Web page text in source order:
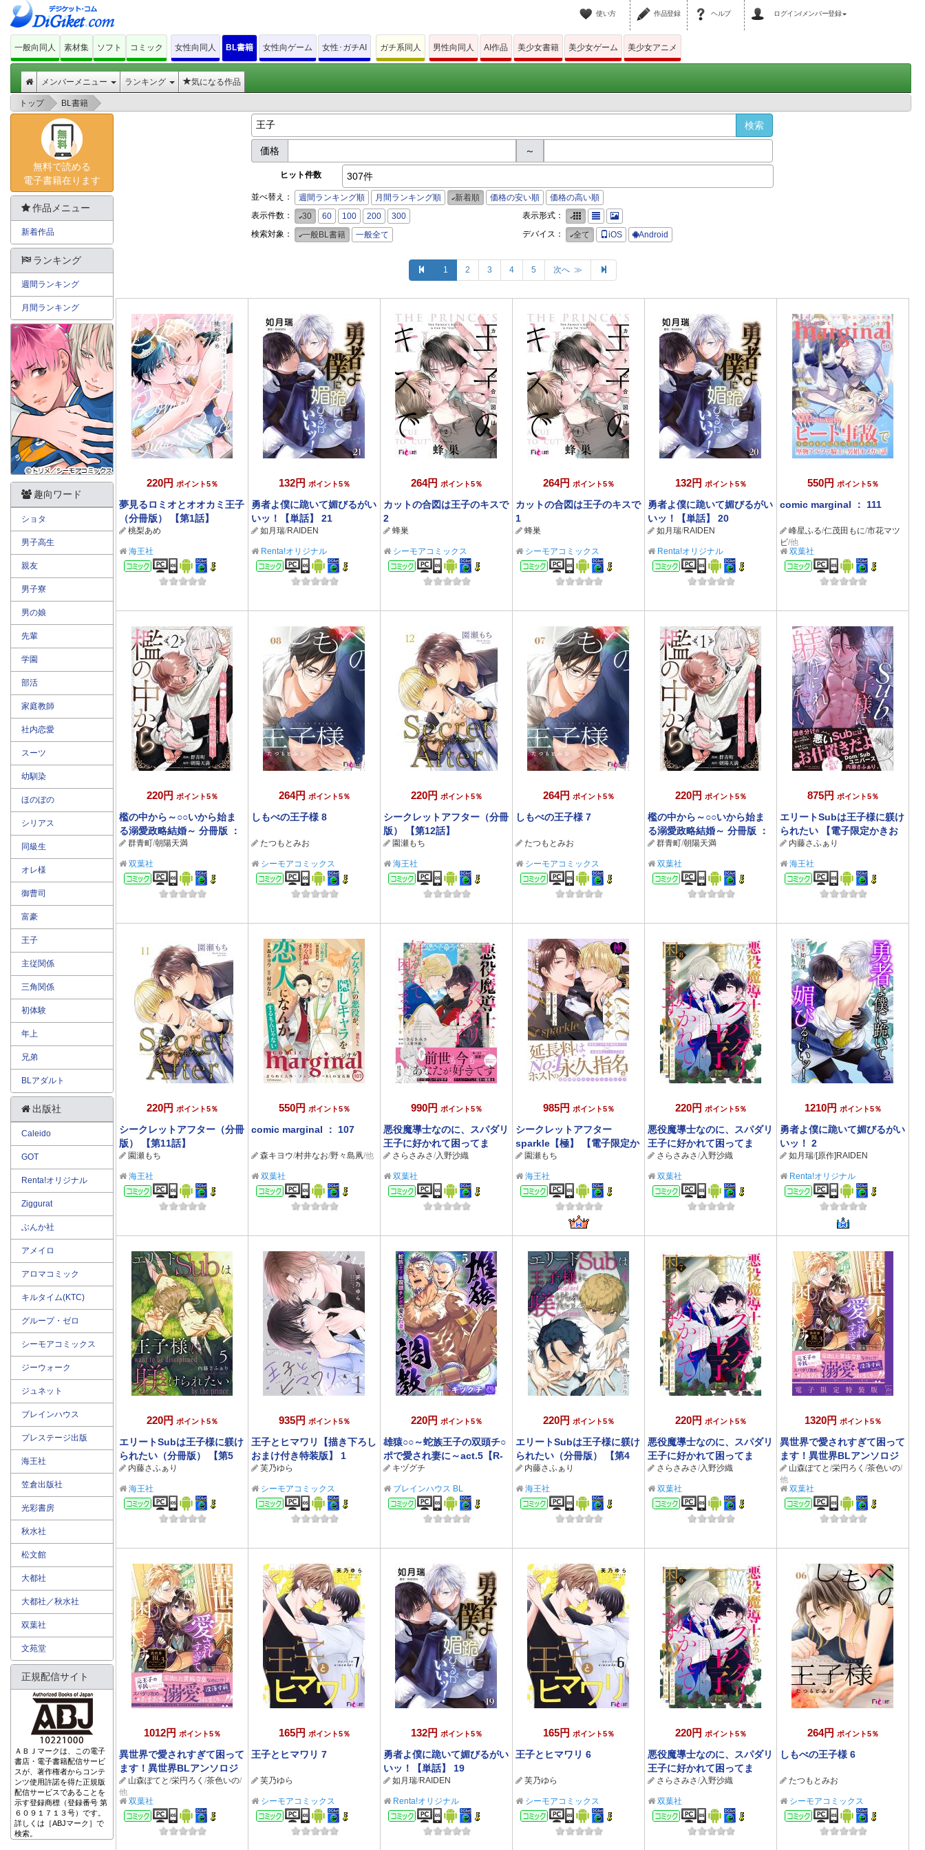
使い方 作品登録 ヘルプ ログイン/メンバー登録
一般向同人 素材集 ソフト コミック 女性向同人 BL書籍 女性向ゲーム 女性･ガチAI ガチ系同人 男性向同人 AI作品 美少女書籍 美少女ゲーム 美少女アニメ
メンバーメニュー ランキング 気になる作品
トップ > BL書籍 >
価格 ～
ヒット件数 307件
並べ替え： 週間ランキング順 月間ランキング順 新着順 価格の安い順
価格の高い順
表示件数：
30 60 100 200 300
表示形式：
検索対象：
一般BL書籍 一般全て デバイス： 全て iOS Android
1 2 3 4 5 次へ ≫
220円 ポイント5％
夢見るロミオとオオカミ王子
（分冊版） 【第1話】
桃梨あめ
海王社
コミック
132円 ポイント5％
勇者よ僕に跪いて媚びるがい
いッ！【単話】 21
如月瑞/RAIDEN
Renta!オリジナル
コミック
264円 ポイント5％
カットの合図は王子のキスで
2
蜂巣
シーモアコミックス
コミック
264円 ポイント5％
カットの合図は王子のキスで
1
蜂巣
シーモアコミックス
コミック
132円 ポイント5％
勇者よ僕に跪いて媚びるがい
いッ！【単話】 20
如月瑞/RAIDEN
Renta!オリジナル
コミック
550円 ポイント5％
comic marginal ： 111
峰星ふる/仁茂田もに/市花マツ
ビ/他
双葉社
コミック
220円 ポイント5％
檻の中から～○○いから始ま
る溺愛政略結婚～ 分冊版 ：
2 群青町/朝陽天満
双葉社
コミック
264円 ポイント5％
しもべの王子様 8
たつもとみお
シーモアコミックス
コミック
220円 ポイント5％
シークレットアフター（分冊
版） 【第12話】
園瀬もち
海王社
コミック
264円 ポイント5％
しもべの王子様 7
たつもとみお
シーモアコミックス
コミック
220円 ポイント5％
檻の中から～○○いから始ま
る溺愛政略結婚～ 分冊版 ：
1 群青町/朝陽天満
双葉社
コミック
875円 ポイント5％
エリートSubは王子様に躾け
られたい 【電子限定かきお
ろし漫画付】
内藤さふぁり
海王社
コミック
220円 ポイント5％
シークレットアフター（分冊
版） 【第11話】
園瀬もち
海王社
コミック
550円 ポイント5％
comic marginal ： 107
森キヨウ/村井なお/野々島凧/他
双葉社
コミック
990円 ポイント5％
悪役魔導士なのに、スパダリ
王子に好かれて困ってま
す！？ 【電子限定描き下ろ
し漫画付き】
さらさみさ/入野沙織
双葉社
コミック
985円 ポイント5％
シークレットアフター
sparkle【極】 【電子限定か
きおろし漫画付】
園瀬もち
海王社
コミック
220円 ポイント5％
悪役魔導士なのに、スパダリ
王子に好かれて困ってま
す！？ 分冊版 ： 8
さらさみさ/入野沙織
双葉社
コミック
1210円 ポイント5％
勇者よ僕に跪いて媚びるがい
いッ！ 2
如月瑞/[原作]RAIDEN
Renta!オリジナル
コミック
220円 ポイント5％
エリートSubは王子様に躾け
られたい（分冊版） 【第5
話】内藤さふぁり
海王社
コミック
935円 ポイント5％
王子とヒマワリ【描き下ろし
おまけ付き特装版】 1
芙乃ゆら
シーモアコミックス
コミック
220円 ポイント5％
雄猿○○～蛇族王子の双頭チ○
ポで愛され妻に～act.5【R-
18版 単話】
キヅグチ
ブレインハウス BL
コミック
220円 ポイント5％
エリートSubは王子様に躾け
られたい（分冊版） 【第4
話】内藤さふぁり
海王社
コミック
220円 ポイント5％
悪役魔導士なのに、スパダリ
王子に好かれて困ってま
す！？ 分冊版 ： 7
さらさみさ/入野沙織
双葉社
コミック
1320円 ポイント5％
異世界で愛されすぎて困って
ます！異世界BLアンソロジ
ー ： 3 【電子限定特装版】
山森ぽてと /栄円ろく /茶色いの/
他
双葉社
コミック
1012円 ポイント5％
異世界で愛されすぎて困って
ます！異世界BLアンソロジ
ー ： 3
山森ぽてと /栄円ろく /茶色いの/
他
双葉社
コミック
165円 ポイント5％
王子とヒマワリ 7
芙乃ゆら
シーモアコミックス
コミック
132円 ポイント5％
勇者よ僕に跪いて媚びるがい
いッ！【単話】 19
如月瑞/RAIDEN
Renta!オリジナル
コミック
165円 ポイント5％
王子とヒマワリ 6
芙乃ゆら
シーモアコミックス
コミック
220円 ポイント5％
悪役魔導士なのに、スパダリ
王子に好かれて困ってま
す！？ 分冊版 ： 6
さらさみさ/入野沙織
双葉社
コミック
264円 ポイント5％
しもべの王子様 6
たつもとみお
シーモアコミックス
コミック
無料で読める
電子書籍在ります
作品メニュー
新着作品
ランキング
週間ランキング
月間ランキング
趣向ワード
ショタ
男子高生
親友
男子寮
男の娘
先輩
学園
部活
家庭教師
社内恋愛
スーツ
幼馴染
ほのぼの
シリアス
同級生
オレ様
御曹司
富豪
王子
主従関係
三角関係
初体験
年上
兄弟
BLアダルト
出版社
Caleido
GOT
Renta!オリジナル
Ziggurat
ぶんか社
アメイロ
アロマコミック
キルタイム(KTC)
グループ・ゼロ
シーモアコミックス
ジーウォーク
ジュネット
ブレインハウス
プレステージ出版
海王社
笠倉出版社
光彩書房
秋水社
松文館
大都社
大都社／秋水社
双葉社
文苑堂
正規配信サイト
ＡＢＪマークは、この電子
書店・電子書籍配信サービ
スが、著作権者からコンテ
ンツ使用許諾を得た正規版
配信サービスであることを
示す登録商標（登録番号 第
６０９１７１３号）です。
詳しくは［ABJマーク］で
検索。